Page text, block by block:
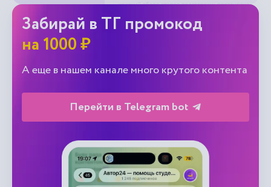
Забирай в ТГ промокод
на 1000 ₽
А еще в нашем канале много крутого контента
Перейти в Telegram bot